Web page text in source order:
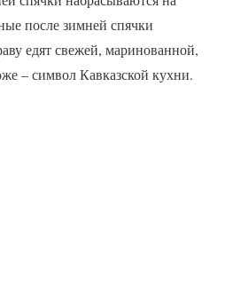
после зимней спячки
едят свежей, маринованной,
– символ Кавказской кухни.